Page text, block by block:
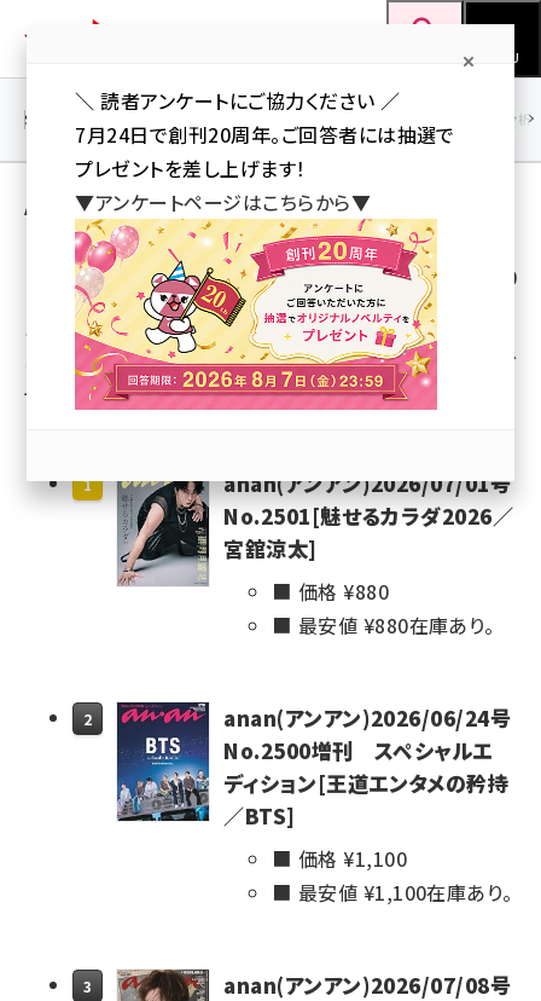
ン
MENU
seo (3519)
ai (2801)
youtube (2425)
note (2310)
z世代 (1620)
meo (1274)
llmo (1160)
SEO アクセス解析／データ分析
Amazon ビジネス・経済関連書籍 売れ筋ラン
キング
更新日時：2026/06/26 19:00
このランキングは、Amazonが提供している商品検索API
による、ビジネス・経済関連書籍のAmazon販売ランキング
です。
1
anan(アンアン)2026/07/01号
No.2501[魅せるカラダ2026／
宮舘涼太]
価格 ¥880
最安値 ¥880在庫あり。
2
anan(アンアン)2026/06/24号
No.2500増刊 スペシャルエ
ディション[王道エンタメの矜持
／BTS]
価格 ¥1,100
最安値 ¥1,100在庫あり。
3
anan(アンアン)2026/07/08号
＼ 読者アンケートにご協力ください ／
7月24日で創刊20周年。ご回答者には抽選で
プレゼントを差し上げます！
▼アンケートページはこちらから▼